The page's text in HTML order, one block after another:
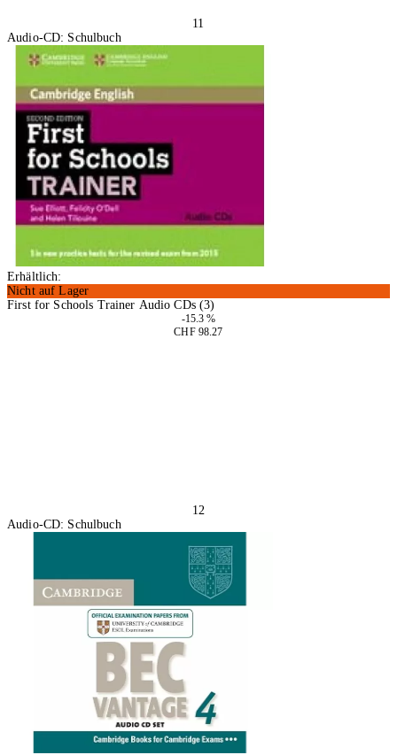
11
Audio-CD: Schulbuch
Erhältlich:
Nicht auf Lager
First for Schools Trainer Audio CDs (3)
-15.3 %
CHF 98.27
12
Audio-CD: Schulbuch